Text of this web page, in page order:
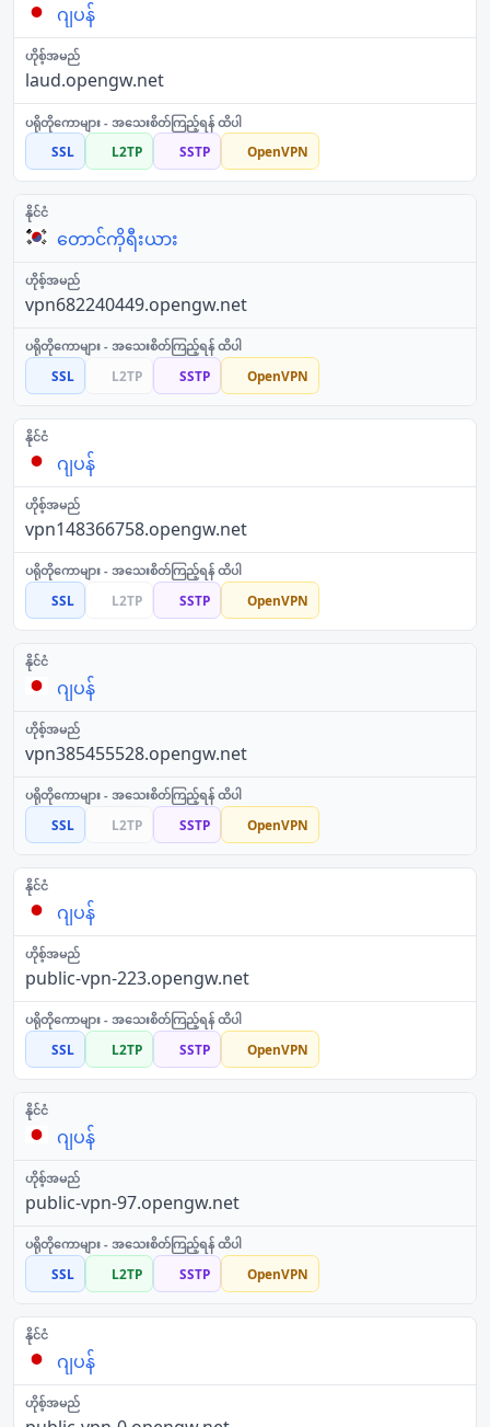
ဂျပန်
laud.opengw.net
SSL L2TP SSTP OpenVPN
တောင်ကိုရီးယား
vpn682240449.opengw.net
SSL L2TP SSTP OpenVPN
ဂျပန်
vpn148366758.opengw.net
SSL L2TP SSTP OpenVPN
ဂျပန်
vpn385455528.opengw.net
SSL L2TP SSTP OpenVPN
ဂျပန်
public-vpn-223.opengw.net
SSL L2TP SSTP OpenVPN
ဂျပန်
public-vpn-97.opengw.net
SSL L2TP SSTP OpenVPN
ဂျပန်